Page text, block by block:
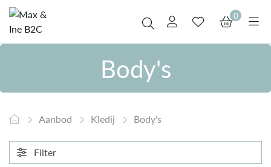
0
Body's
Aanbod Kledij Body's
Filter